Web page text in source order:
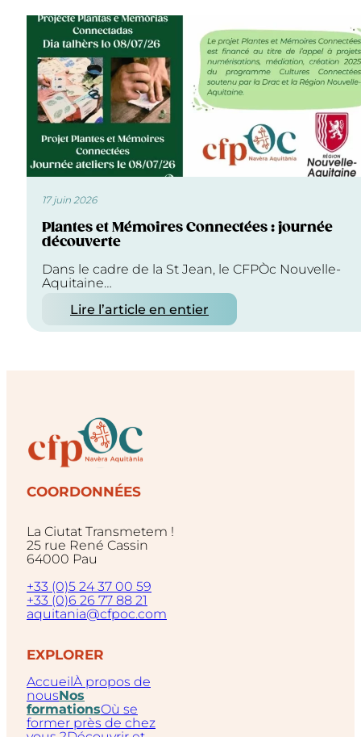
17 juin 2026
Plantes et Mémoires Connectées : journée
découverte
Dans le cadre de la St Jean, le CFPÒc Nouvelle-
Aquitaine…
Lire l’article en entier
COORDONNÉES
La Ciutat Transmetem !
25 rue René Cassin
64000 Pau
+33 (0)5 24 37 00 59
+33 (0)6 26 77 88 21
aquitania@cfpoc.com
EXPLORER
AccueilÀ propos de
nousNos
formationsOù se
former près de chez